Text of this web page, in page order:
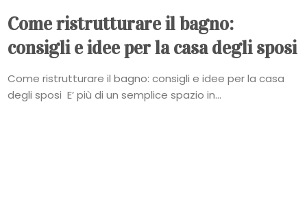
Come ristrutturare il bagno:
consigli e idee per la casa degli sposi
Come ristrutturare il bagno: consigli e idee per la casa
degli sposi E’ più di un semplice spazio in...